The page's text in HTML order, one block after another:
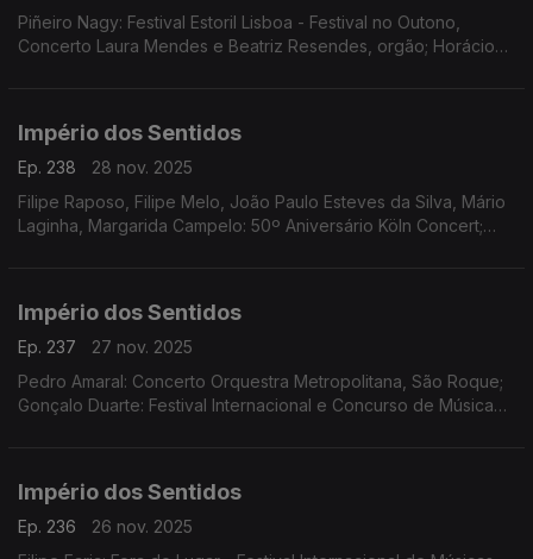
Piñeiro Nagy: Festival Estoril Lisboa - Festival no Outono,
Concerto Laura Mendes e Beatriz Resendes, orgão; Horácio
Império dos Sentidos
Ep. 238
28 nov. 2025
Filipe Raposo, Filipe Melo, João Paulo Esteves da Silva, Mário
Laginha, Margarida Campelo: 50º Aniversário Köln Concert;
Império dos Sentidos
Ep. 237
27 nov. 2025
Pedro Amaral: Concerto Orquestra Metropolitana, São Roque;
Gonçalo Duarte: Festival Internacional e Concurso de Música
Império dos Sentidos
Ep. 236
26 nov. 2025